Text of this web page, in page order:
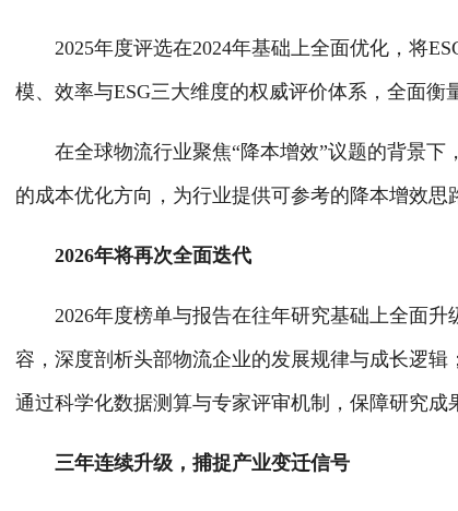
2025年度评选在2024年基础上全面优化，将
模、效率与ESG三大维度的权威评价体系，全面
在全球物流行业聚焦“降本增效”议题的背景
的成本优化方向，为行业提供可参考的降本增效思
2026年将再次全面迭代
2026年度榜单与报告在往年研究基础上全面
容，深度剖析头部物流企业的发展规律与成长逻辑
通过科学化数据测算与专家评审机制，保障研究成
三年连续升级，捕捉产业变迁信号